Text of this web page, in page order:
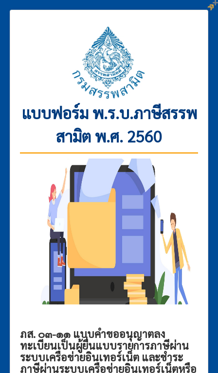
แบบฟอร์ม พ.ร.บ.ภาษีสรรพ
สามิต พ.ศ. 2560
ภส. ๐๓-๑๑ แบบคำขออนุญาตลง
ทะเบียนเป็นผู้ยื่นแบบรายการภาษีผ่าน
ระบบเครือข่ายอินเทอร์เน็ต และชำระ
ภาษีผ่านระบบเครือข่ายอินเทอร์เน็ตหรือ